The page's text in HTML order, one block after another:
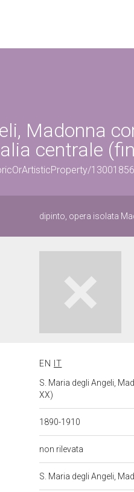
Madonna
centrale
dipinto, opera isolata
EN
IT
S. Maria degli Angeli,
XX)
1890-1910
non rilevata
S. Maria degli Angeli,